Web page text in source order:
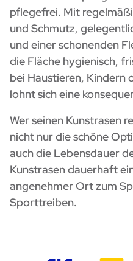
pflegefrei. Mit
und Schmutz,
und einer schonenden
die Fläche hygienisch,
bei Haustieren, Kindern
lohnt sich eine
Wer seinen Kunstrasen
nicht nur die schöne
auch die Lebensdauer
Kunstrasen dauerhaft
angenehmer Ort zum
Sporttreiben.